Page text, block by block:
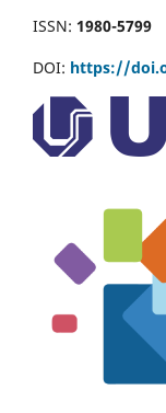
ISSN: 1980-5799
DOI: https://